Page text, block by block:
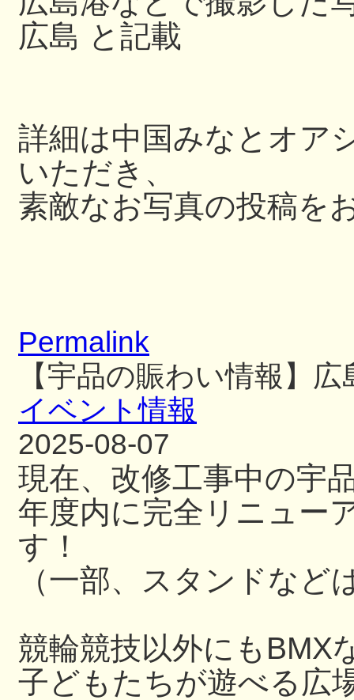
広島 と記載
詳細は中国みなとオア
いただき、
素敵なお写真の投稿を
Permalink
【宇品の賑わい情報】
イベント情報
2025-08-07
現在、改修工事中の宇
年度内に完全リニュー
す！
（一部、スタンドなど
競輪競技以外にもBMX
子どもたちが遊べる広